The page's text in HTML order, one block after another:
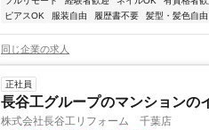
ピアスOK
服装自由 履歴書不要 髪型・髪色自由
同じ企業の求人
正社員
長谷工グループのマンションの
株式会社長谷工リフォーム 千葉店